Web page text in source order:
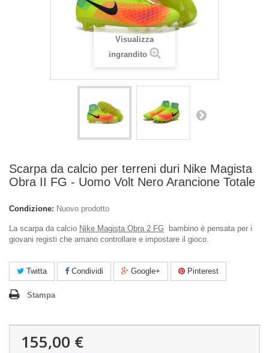
Visualizza
ingrandito
Scarpa da calcio per terreni duri Nike Magista
Obra II FG - Uomo Volt Nero Arancione Totale
Condizione: Nuovo prodotto
La scarpa da calcio Nike Magista Obra 2 FG bambino è pensata per i
giovani registi che amano controllare e impostare il gioco.
Twitta Condividi Google+ Pinterest
Stampa
155,00 €